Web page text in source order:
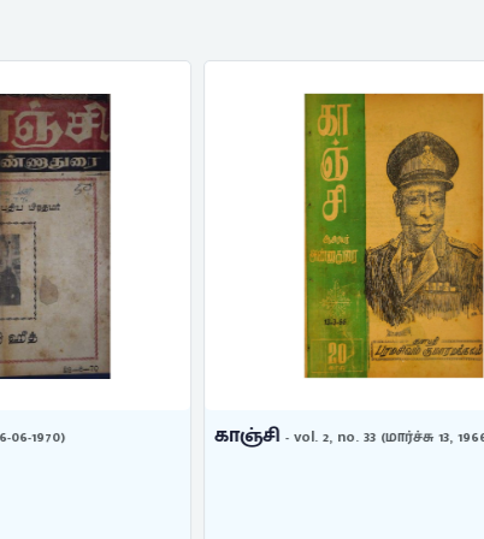
காஞ்சி- vol. 2, no. 33 (மார்ச்சு 13, 1966)